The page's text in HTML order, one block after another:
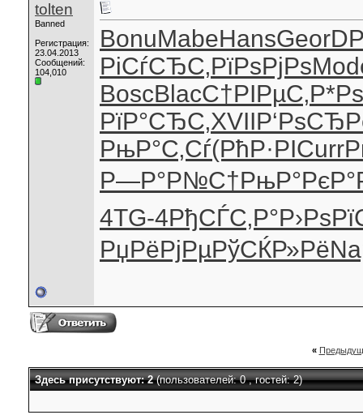
tolten
Banned
Регистрация:
23.04.2013
Сообщений:
104,010
BonuMabeHansGeor
РіСѓСЂС‚РїРѕРјРѕ
BoscBlacС†РІРµС‚
РїР°СЂС‚XVII
РњР°С‚Сѓ(РћР·РІCurr
Р—Р°Р№С†РњР°РєР°
4TG-4РђСЃС‚Р°
РџРёРјРµРўСЌР»Рё
«
Здесь присутствуют: 2(пользователей: 0 , гостей: 2)